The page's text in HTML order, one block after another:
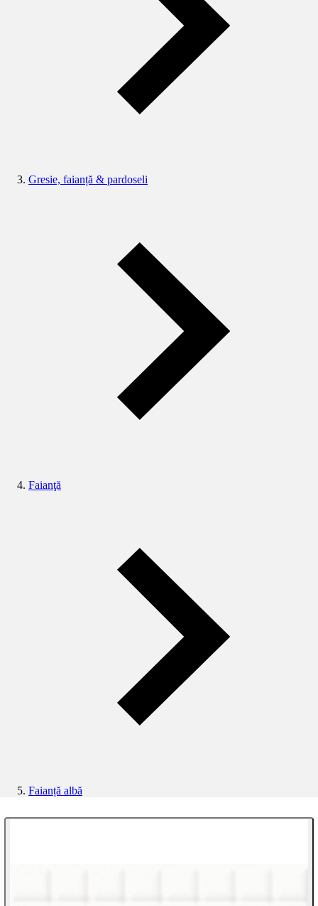
Gresie, faianță & pardoseli
Faianţă
Faianță albă